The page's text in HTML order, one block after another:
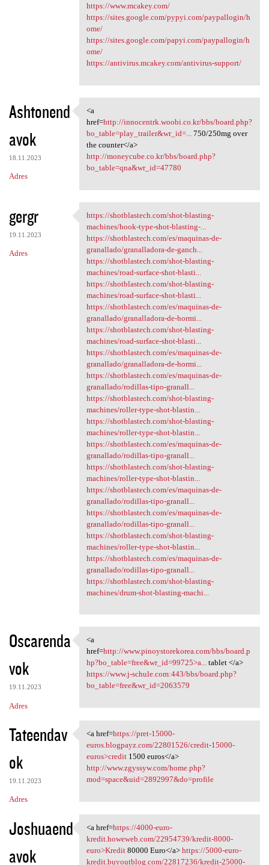
https://www.mcakey.com/
https://sites.google.com/pypyi.com/paypallogin/h
ome/
https://sites.google.com/papyi.com/paypallogin/h
ome/
https://antivirus.mcakey.com/antivirus-support/
Ashtonend
avok
18.11.2023
Adres
<a href=http://innocentrk
<a
href=http://innocentrk.woobi.co.kr/bbs/board.php?
bo_table=play_trailer&wr_id=...750/250mg over
the counter</a>
http://moneycube.co.kr/bbs/board.php?
bo_table=qna&wr_id=47780
gergr
19.11.2023
Adres
https://shotblastech.com/shot
https://shotblastech.com/shot-blasting-
machines/hook-type-shot-blasting-...
https://shotblastech.com/es/maquinas-de-
granallado/granalladora-de-ganch...
https://shotblastech.com/shot-blasting-
machines/road-surface-shot-blasti...
https://shotblastech.com/shot-blasting-
machines/road-surface-shot-blasti...
https://shotblastech.com/es/maquinas-de-
granallado/granalladora-de-hormi...
https://shotblastech.com/shot-blasting-
machines/road-surface-shot-blasti...
https://shotblastech.com/es/maquinas-de-
granallado/granalladora-de-hormi...
https://shotblastech.com/es/maquinas-de-
granallado/rodillas-tipo-granall...
https://shotblastech.com/shot-blasting-
machines/roller-type-shot-blastin...
https://shotblastech.com/shot-blasting-
machines/roller-type-shot-blastin...
https://shotblastech.com/es/maquinas-de-
granallado/rodillas-tipo-granall...
https://shotblastech.com/shot-blasting-
machines/roller-type-shot-blastin...
https://shotblastech.com/es/maquinas-de-
granallado/rodillas-tipo-granall...
https://shotblastech.com/es/maquinas-de-
granallado/rodillas-tipo-granall...
https://shotblastech.com/shot-blasting-
machines/roller-type-shot-blastin...
https://shotblastech.com/es/maquinas-de-
granallado/rodillas-tipo-granall...
https://shotblastech.com/shot-blasting-
machines/drum-shot-blasting-machi...
Oscarenda
vok
19.11.2023
Adres
<a href=http://www
<a
href=http://www.pinoystorekorea.com/bbs/board.p
hp?bo_table=free&wr_id=99725>a...tablet </a>
https://www.j-schule.com:443/bbs/board.php?
bo_table=free&wr_id=2063579
Tateendav
ok
19.11.2023
Adres
<a href=https://pret-15000
<a href=https://pret-15000-
euros.blogpayz.com/22801526/credit-15000-
euros>credit1500 euros</a>
http://www.zgyssyw.com/home.php?
mod=space&uid=2892997&do=profile
Joshuaend
avok
<a href=https://4000-euro
<a href=https://4000-euro-
kredit.howeweb.com/22954739/kredit-8000-
euro>Kredit80000 Euro</a> https://5000-euro-
kredit.buyoutblog.com/22817236/kredit-25000-